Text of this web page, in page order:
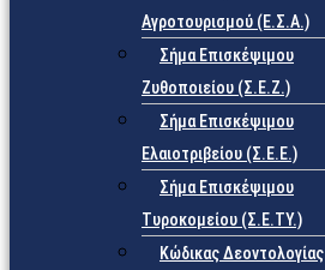
Αγροτουρισμού (Ε.Σ.Α.)
Σήμα Επισκέψιμου
Ζυθοποιείου (Σ.Ε.Ζ.)
Σήμα Επισκέψιμου
Ελαιοτριβείου (Σ.Ε.Ε.)
Σήμα Επισκέψιμου
Τυροκομείου (Σ.Ε.TY.)
Κώδικας Δεοντολογίας